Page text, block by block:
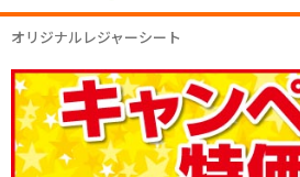
オリジナルレジャーシート